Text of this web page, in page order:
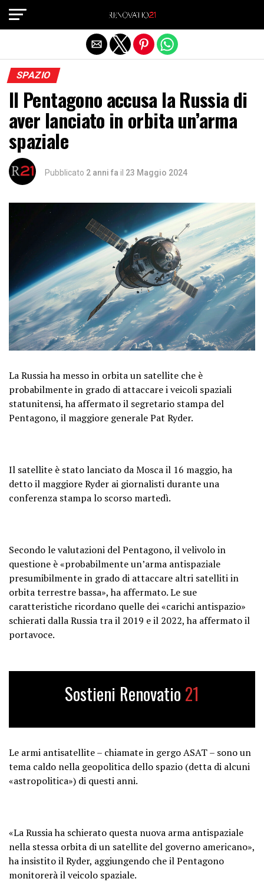
SPAZIO
Il Pentagono accusa la Russia di
aver lanciato in orbita un’arma
spaziale
Pubblicato 2 anni fa il 23 Maggio 2024
La Russia ha messo in orbita un satellite che è
probabilmente in grado di attaccare i veicoli spaziali
statunitensi, ha affermato il segretario stampa del
Pentagono, il maggiore generale Pat Ryder.
Il satellite è stato lanciato da Mosca il 16 maggio, ha
detto il maggiore Ryder ai giornalisti durante una
conferenza stampa lo scorso martedì.
Secondo le valutazioni del Pentagono, il velivolo in
questione è «probabilmente un’arma antispaziale
presumibilmente in grado di attaccare altri satelliti in
orbita terrestre bassa», ha affermato. Le sue
caratteristiche ricordano quelle dei «carichi antispazio»
schierati dalla Russia tra il 2019 e il 2022, ha affermato il
portavoce.
Sostieni Renovatio 21
Le armi antisatellite – chiamate in gergo ASAT – sono un
tema caldo nella geopolitica dello spazio (detta di alcuni
«astropolitica») di questi anni.
«La Russia ha schierato questa nuova arma antispaziale
nella stessa orbita di un satellite del governo americano»,
ha insistito il Ryder, aggiungendo che il Pentagono
monitorerà il veicolo spaziale.
Exit mobile version